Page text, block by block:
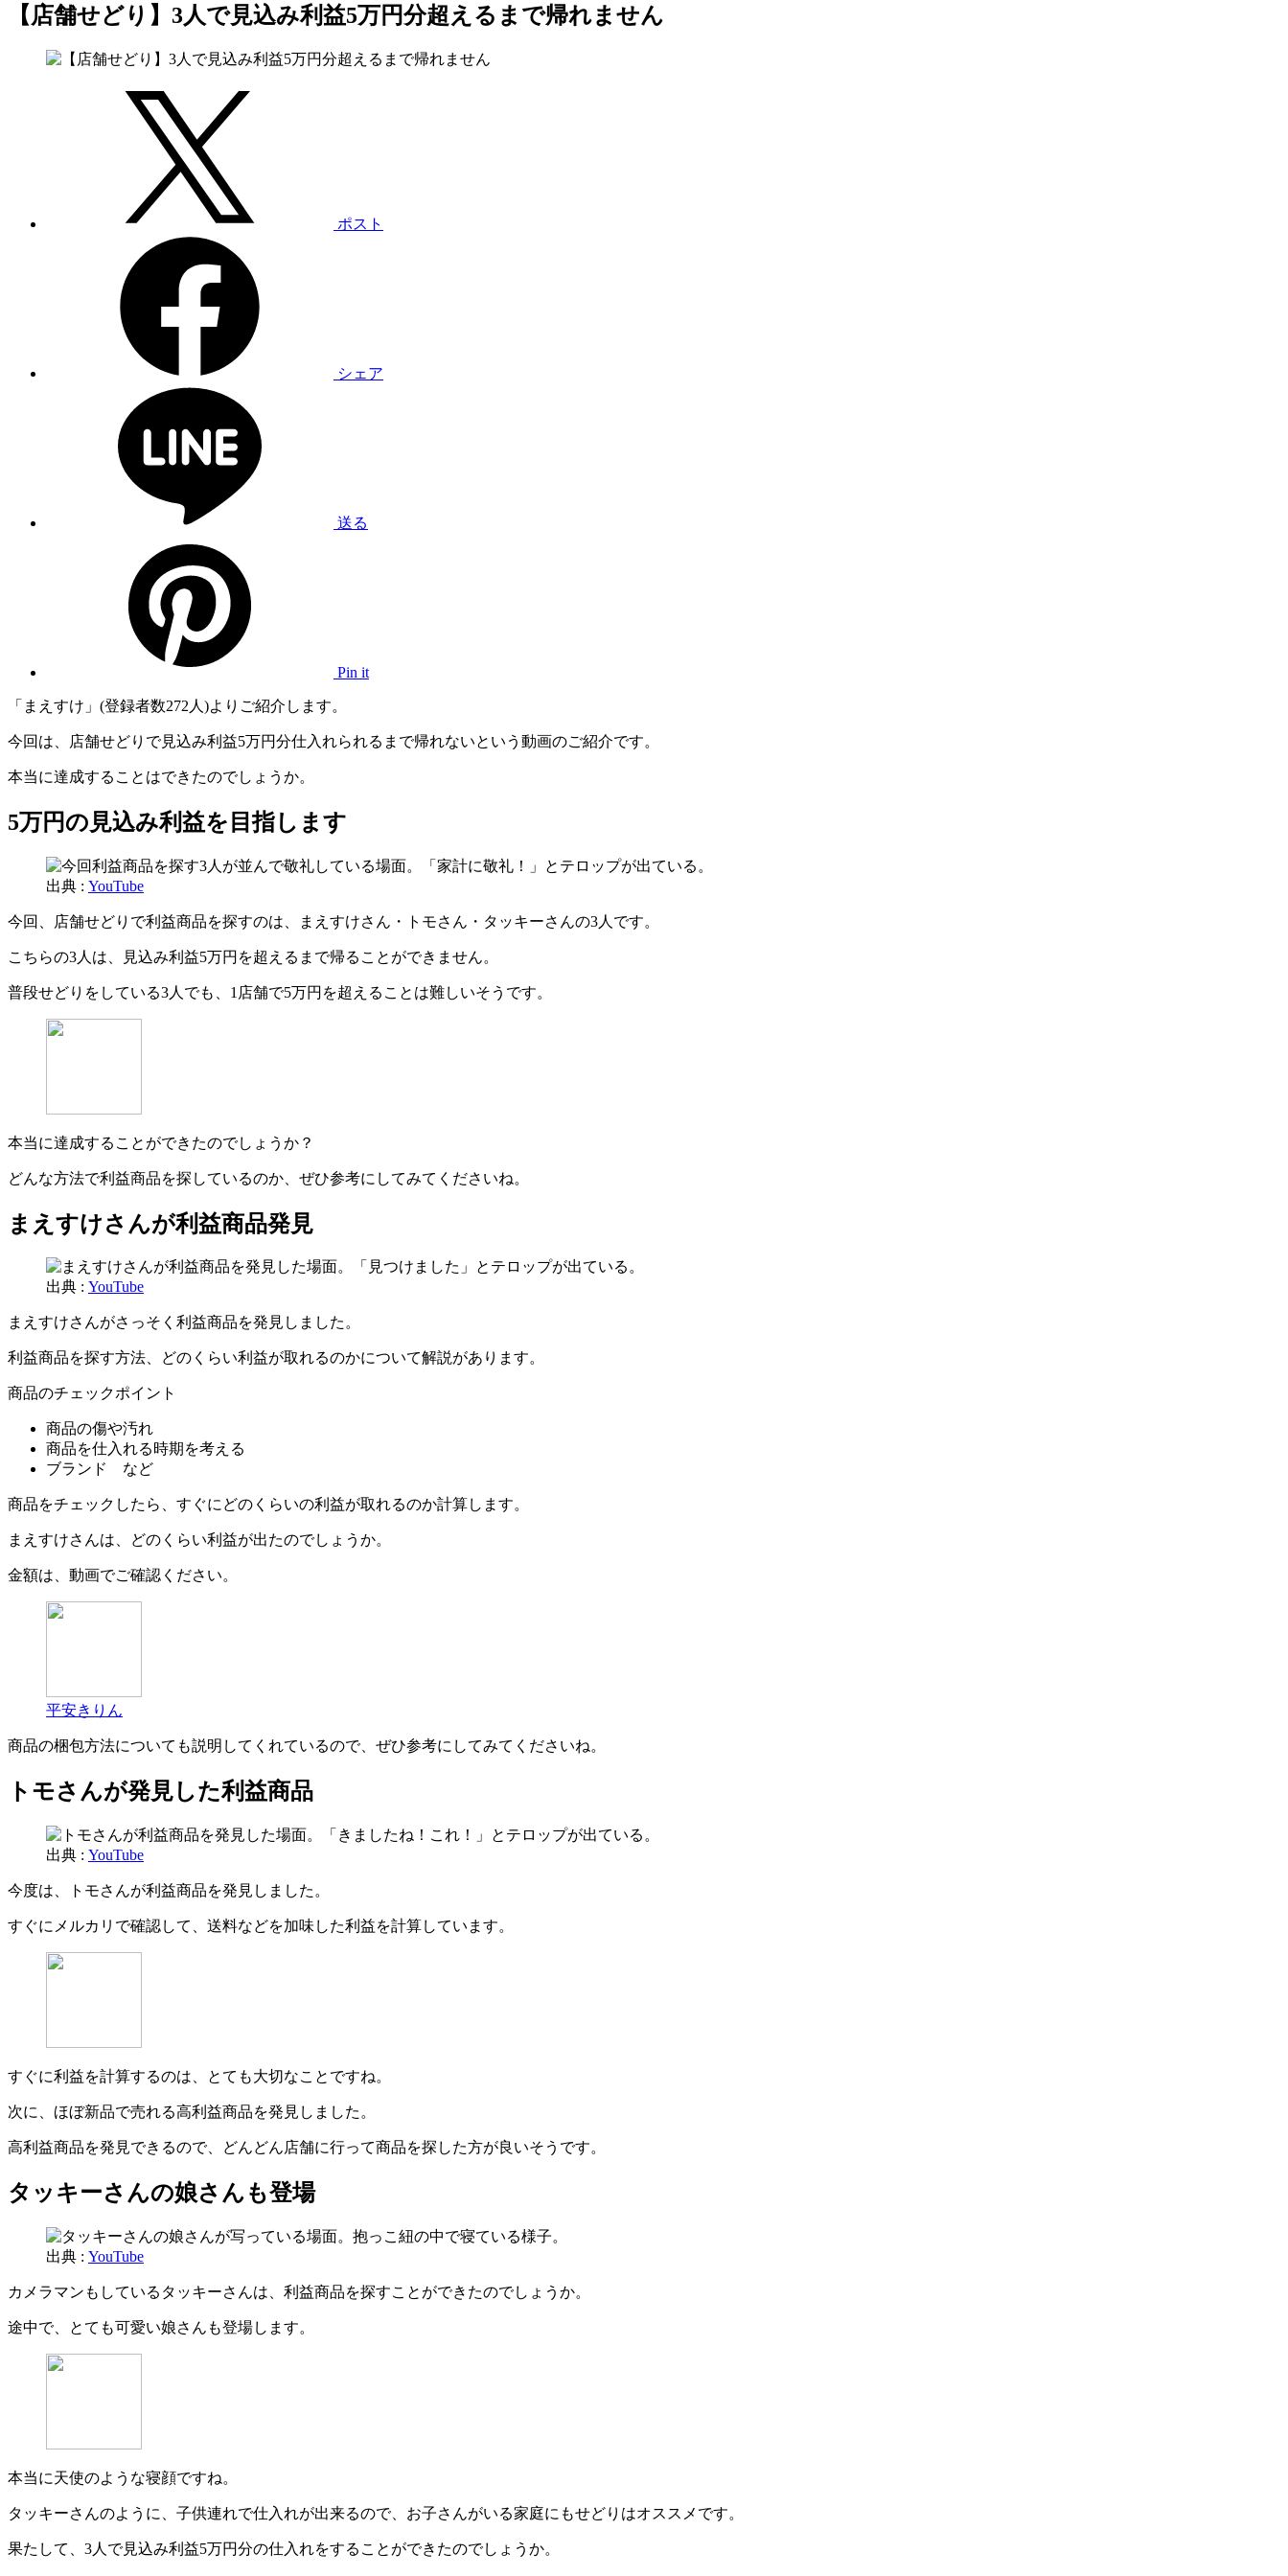
【店舗せどり】3人で見込み利益5万円分超えるまで帰れません
ポスト
シェア
送る
Pin it
「まえすけ」(登録者数272人)よりご紹介します。
今回は、店舗せどりで見込み利益5万円分仕入れられるまで帰れないという動画のご紹介です。
本当に達成することはできたのでしょうか。
5万円の見込み利益を目指します
出典 : YouTube
今回、店舗せどりで利益商品を探すのは、まえすけさん・トモさん・タッキーさんの3人です。
こちらの3人は、見込み利益5万円を超えるまで帰ることができません。
普段せどりをしている3人でも、1店舗で5万円を超えることは難しいそうです。
本当に達成することができたのでしょうか？
どんな方法で利益商品を探しているのか、ぜひ参考にしてみてくださいね。
まえすけさんが利益商品発見
出典 : YouTube
まえすけさんがさっそく利益商品を発見しました。
利益商品を探す方法、どのくらい利益が取れるのかについて解説があります。
商品のチェックポイント
商品の傷や汚れ
商品を仕入れる時期を考える
ブランド など
商品をチェックしたら、すぐにどのくらいの利益が取れるのか計算します。
まえすけさんは、どのくらい利益が出たのでしょうか。
金額は、動画でご確認ください。
平安きりん
商品の梱包方法についても説明してくれているので、ぜひ参考にしてみてくださいね。
トモさんが発見した利益商品
出典 : YouTube
今度は、トモさんが利益商品を発見しました。
すぐにメルカリで確認して、送料などを加味した利益を計算しています。
すぐに利益を計算するのは、とても大切なことですね。
次に、ほぼ新品で売れる高利益商品を発見しました。
高利益商品を発見できるので、どんどん店舗に行って商品を探した方が良いそうです。
タッキーさんの娘さんも登場
出典 : YouTube
カメラマンもしているタッキーさんは、利益商品を探すことができたのでしょうか。
途中で、とても可愛い娘さんも登場します。
本当に天使のような寝顔ですね。
タッキーさんのように、子供連れで仕入れが出来るので、お子さんがいる家庭にもせどりはオススメです。
果たして、3人で見込み利益5万円分の仕入れをすることができたのでしょうか。